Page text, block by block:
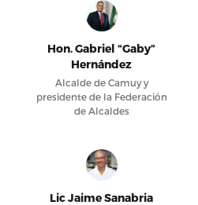
Hon. Gabriel “Gaby”
Hernández
Alcalde de Camuy y
presidente de la Federación
de Alcaldes
Lic Jaime Sanabria